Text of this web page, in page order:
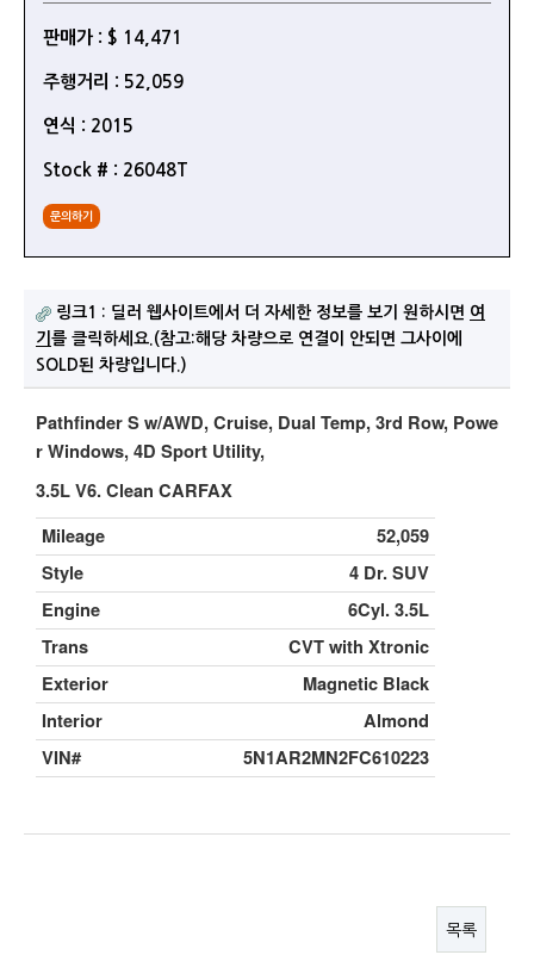
판매가 : $ 14,471
주행거리 : 52,059
연식 : 2015
Stock # : 26048T
문의하기
링크1 : 딜러 웹사이트에서 더 자세한 정보를 보기 원하시면 여
기 를 클릭하세요.(참고:해당 차량으로 연결이 안되면 그사이에
SOLD된 차량입니다.)
Pathfinder S w/AWD, Cruise, Dual Temp, 3rd Row, Powe
r Windows, 4D Sport Utility,
3.5L V6. Clean CARFAX
Mileage
52,059
Style
4 Dr. SUV
Engine
6Cyl. 3.5L
Trans
CVT with Xtronic
Exterior
Magnetic Black
Interior
Almond
VIN#
5N1AR2MN2FC610223
목록